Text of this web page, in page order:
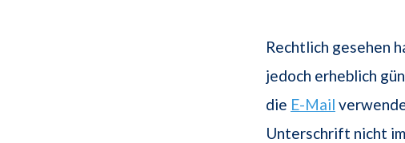
Rechtlich gesehen
jedoch erheblich
die E-Mail
Unterschrift nicht